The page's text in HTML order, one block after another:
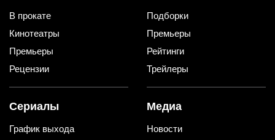
В прокате
Кинотеатры
Премьеры
Рецензии
Подборки
Премьеры
Рейтинги
Трейлеры
Сериалы
График выхода
Медиа
Новости